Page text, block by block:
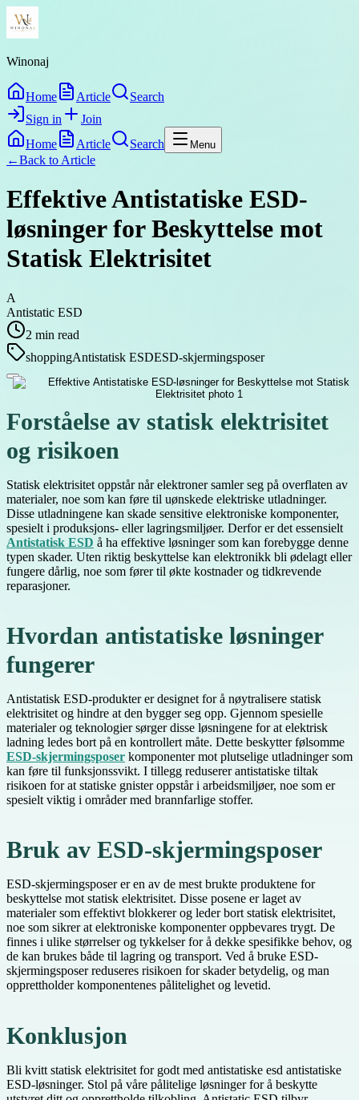
Winonaj
Home Article
Search
Sign in
Join
Home
Article Search Menu
←Back to Article
Effektive Antistatiske ESD-
løsninger for Beskyttelse mot
Statisk Elektrisitet
A
Antistatic ESD
2 min read
shoppingAntistatisk ESDESD-skjermingsposer
Forståelse av statisk elektrisitet
og risikoen
Statisk elektrisitet oppstår når elektroner samler seg på overflaten av
materialer, noe som kan føre til uønskede elektriske utladninger.
Disse utladningene kan skade sensitive elektroniske komponenter,
spesielt i produksjons- eller lagringsmiljøer. Derfor er det essensielt
Antistatisk ESD å ha effektive løsninger som kan forebygge denne
typen skader. Uten riktig beskyttelse kan elektronikk bli ødelagt eller
fungere dårlig, noe som fører til økte kostnader og tidkrevende
reparasjoner.
Hvordan antistatiske løsninger
fungerer
Antistatisk ESD-produkter er designet for å nøytralisere statisk
elektrisitet og hindre at den bygger seg opp. Gjennom spesielle
materialer og teknologier sørger disse løsningene for at elektrisk
ladning ledes bort på en kontrollert måte. Dette beskytter følsomme
ESD-skjermingsposer komponenter mot plutselige utladninger som
kan føre til funksjonssvikt. I tillegg reduserer antistatiske tiltak
risikoen for at statiske gnister oppstår i arbeidsmiljøer, noe som er
spesielt viktig i områder med brannfarlige stoffer.
Bruk av ESD-skjermingsposer
ESD-skjermingsposer er en av de mest brukte produktene for
beskyttelse mot statisk elektrisitet. Disse posene er laget av
materialer som effektivt blokkerer og leder bort statisk elektrisitet,
noe som sikrer at elektroniske komponenter oppbevares trygt. De
finnes i ulike størrelser og tykkelser for å dekke spesifikke behov, og
de kan brukes både til lagring og transport. Ved å bruke ESD-
skjermingsposer reduseres risikoen for skader betydelig, og man
opprettholder komponentenes pålitelighet og levetid.
Konklusjon
Bli kvitt statisk elektrisitet for godt med antistatiske esd antistatiske
ESD-løsninger. Stol på våre pålitelige løsninger for å beskytte